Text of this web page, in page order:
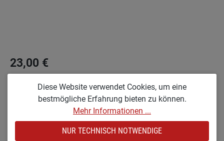
23,00 €
auswählen
KX [KLEIN & RAUHLACKIERT]
Diese Website verwendet Cookies, um eine
bestmögliche Erfahrung bieten zu können.
Mehr Informationen ...
NUR TECHNISCH NOTWENDIGE